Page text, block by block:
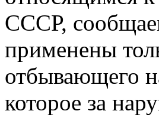
СССР,
применены
отбывающего
которое за